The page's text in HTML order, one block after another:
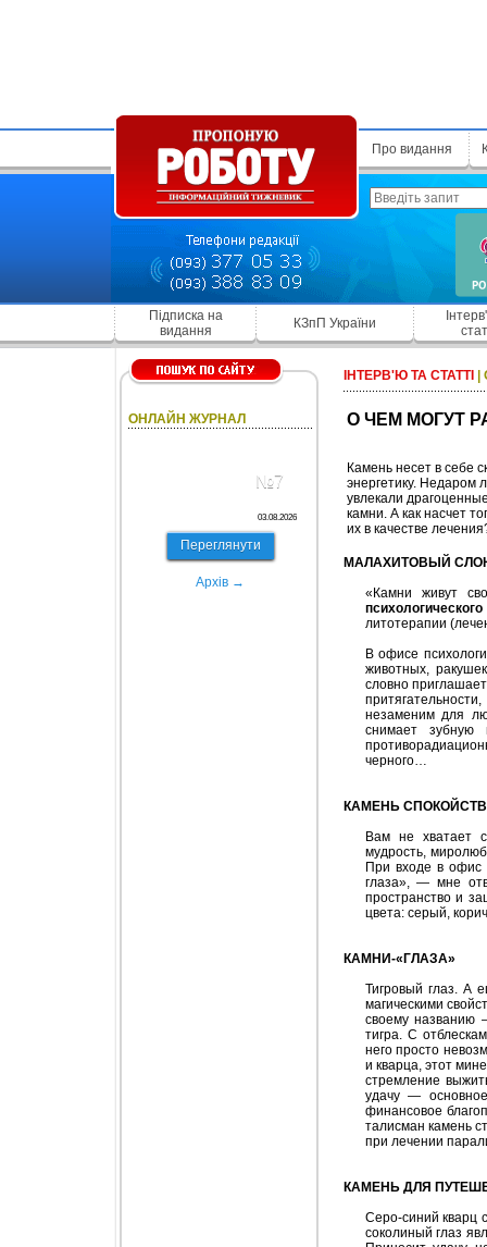
Про видання
Підписка на
видання
КЗпП України
ОНЛАЙН ЖУРНАЛ
№7
03.08.2026
Переглянути
Архів →
ІНТЕРВ'Ю ТА СТАТТІ
О ЧЕМ МОГУТ
Камень несет в себе
энергетику. Недаром
увлекали
камни. А как насчет
их в качестве
МАЛАХИТОВЫЙ
«Камни живут
литотерапии
В офисе
животных,
словно
незаменим для
снимает
черного…
КАМЕНЬ
Вам не хватает
мудрость,
При входе в офис
глаза», — мне
пространство и
цвета: cерый,
КАМНИ-«ГЛАЗА»
Тигровый глаз. А
магическими
своему названию
тигра. С
него просто
и кварца, этот
стремление
удачу —
финансовое
талисман камень
при лечении
КАМЕНЬ ДЛЯ
Серо-синий кварц
соколиный глаз